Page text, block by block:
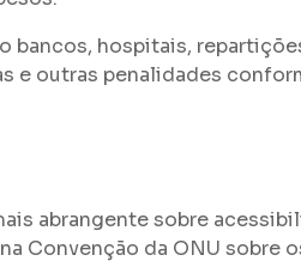
bancos, hospitais,
e outras penalidades
abrangente sobre
Convenção da ONU sobre